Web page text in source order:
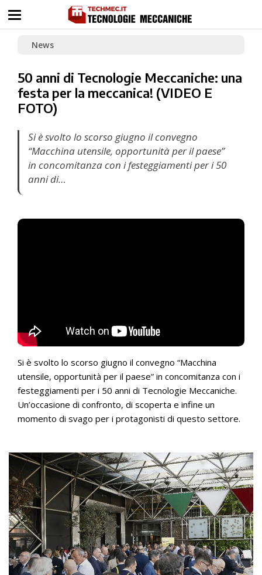
News
50 anni di Tecnologie Meccaniche: una
festa per la meccanica! (VIDEO E
FOTO)
Si è svolto lo scorso giugno il convegno
“Macchina utensile, opportunità per il paese”
in concomitanza con i festeggiamenti per i 50
anni di…
Si è svolto lo scorso giugno il convegno “Macchina
utensile, opportunità per il paese” in concomitanza con i
festeggiamenti per i 50 anni di Tecnologie Meccaniche.
Un’occasione di confronto, di scoperta e infine un
momento di svago per i protagonisti di questo settore.